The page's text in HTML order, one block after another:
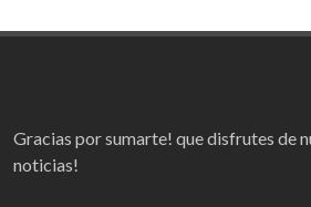
Gracias por sumarte! que disfrutes de
noticias!